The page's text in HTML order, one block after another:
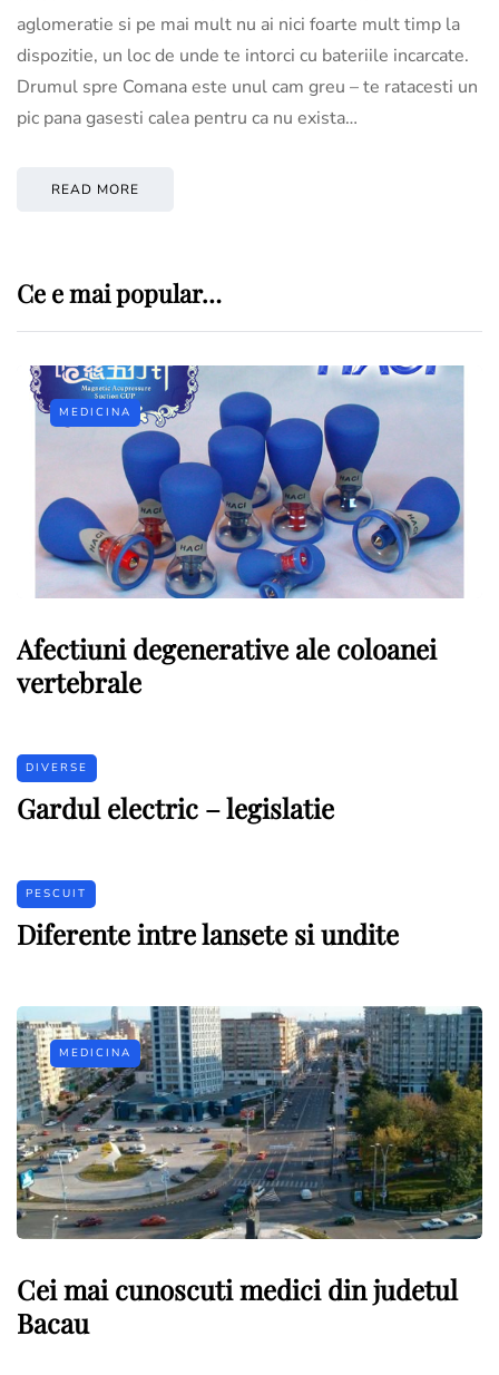
aglomeratie si pe mai mult nu ai nici foarte mult timp la
dispozitie, un loc de unde te intorci cu bateriile incarcate.
Drumul spre Comana este unul cam greu – te ratacesti un
pic pana gasesti calea pentru ca nu exista…
READ MORE
Ce e mai popular…
MEDICINA
Afectiuni degenerative ale coloanei
vertebrale
DIVERSE
Gardul electric – legislatie
PESCUIT
Diferente intre lansete si undite
MEDICINA
Cei mai cunoscuti medici din judetul
Bacau